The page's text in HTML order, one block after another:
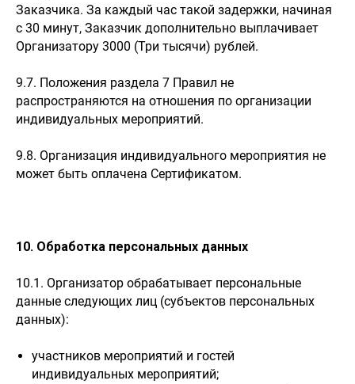
Заказчика. За каждый час такой задержки, начиная
с 30 минут, Заказчик дополнительно выплачивает
Организатору 3000 (Три тысячи) рублей.
9.7. Положения раздела 7 Правил не
распространяются на отношения по организации
индивидуальных мероприятий.
9.8. Организация индивидуального мероприятия не
может быть оплачена Сертификатом.
10. Обработка персональных данных
10.1. Организатор обрабатывает персональные
данные следующих лиц (субъектов персональных
данных):
участников мероприятий и гостей
индивидуальных мероприятий;